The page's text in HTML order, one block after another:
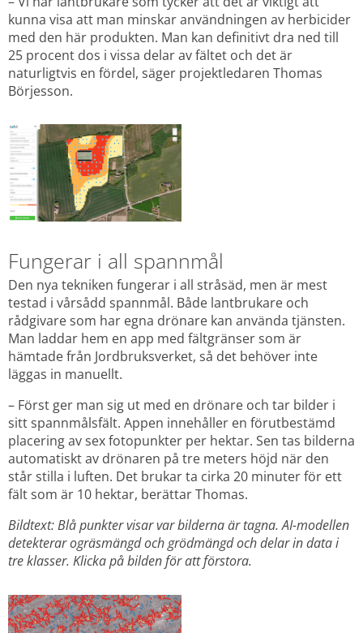
kunna visa att man minskar användningen av herbicider
med den här produkten. Man kan definitivt dra ned till
25 procent dos i vissa delar av fältet och det är
naturligtvis en fördel, säger projektledaren Thomas
Börjesson.
Förstora bilden
Fungerar i all spannmål
Den nya tekniken fungerar i all stråsäd, men är mest
testad i vårsådd spannmål. Både lantbrukare och
rådgivare som har egna drönare kan använda tjänsten.
Man laddar hem en app med fältgränser som är
hämtade från Jordbruksverket, så det behöver inte
läggas in manuellt.
– Först ger man sig ut med en drönare och tar bilder i
sitt spannmålsfält. Appen innehåller en förutbestämd
placering av sex fotopunkter per hektar. Sen tas bilderna
automatiskt av drönaren på tre meters höjd när den
står stilla i luften. Det brukar ta cirka 20 minuter för ett
fält som är 10 hektar, berättar Thomas.
Bildtext: Blå punkter visar var bilderna är tagna. AI-modellen
detekterar ogräsmängd och grödmängd och delar in data i
tre klasser. Klicka på bilden för att förstora.
Förstora bilden